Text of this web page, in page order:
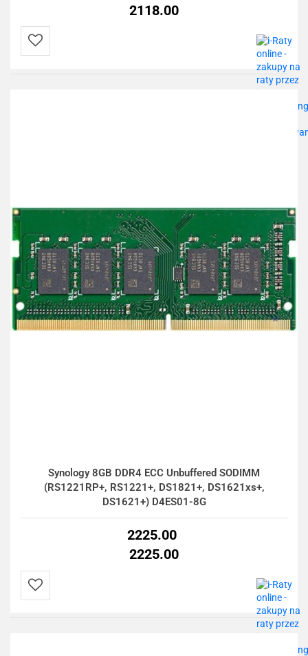
2118.00
Do
Synology 8GB DDR4 ECC Unbuffered SODIMM
(RS1221RP+, RS1221+, DS1821+, DS1621xs+,
DS1621+) D4ES01-8G
2225.00
2225.00
Do